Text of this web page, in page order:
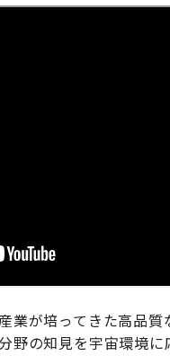
業が培ってきた高品
野の知見を宇宙環境